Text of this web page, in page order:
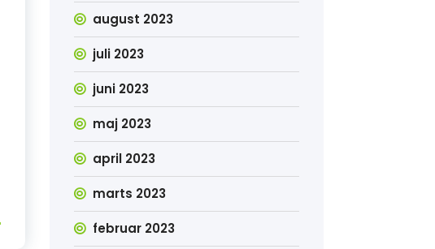
august 2023
juli 2023
juni 2023
maj 2023
april 2023
marts 2023
februar 2023